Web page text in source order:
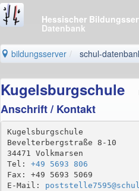
Hessischer
Datenbank
bildungsserver schul-
Kugelsburgschule
Anschrift / Kontakt
Kugelsburgschule
Bevelterbergstraße 8-10
34471 Volkmarsen
Tel: +49 5693 806
Fax: +49 5693 5069
E-Mail: